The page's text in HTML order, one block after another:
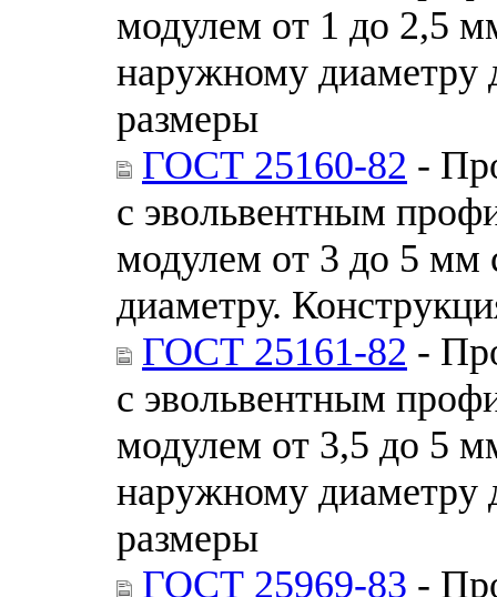
модулем от 1 до 2,5
наружному диаметру
размеры
ГОСТ 25160-82 -
с эвольвентным
модулем от 3 до 5 мм
диаметру.
ГОСТ 25161-82 -
с эвольвентным
модулем от 3,5 до 5
наружному диаметру
размеры
ГОСТ 25969-83 -